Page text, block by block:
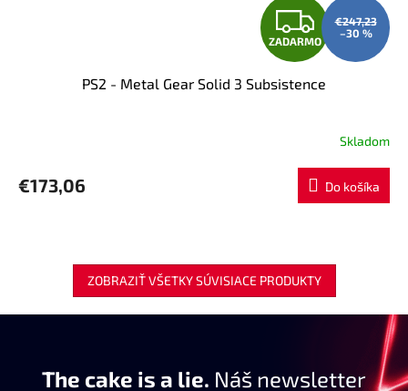
Z
A
D
A
R
M
ZADARMO
€247,23
–30 %
PS2 - Metal Gear Solid 3 Subsistence
Skladom
€173,06 Do košíka
ZOBRAZIŤ VŠETKY SÚVISIACE PRODUKTY
The cake is a lie. Náš newsletter